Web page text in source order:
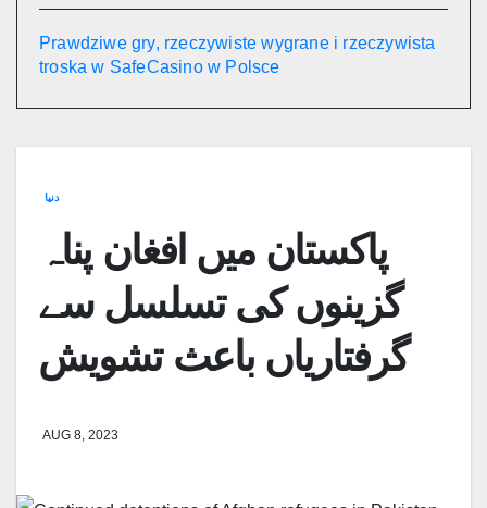
Prawdziwe gry, rzeczywiste wygrane i rzeczywista
troska w SafeCasino w Polsce
دنیا
پاکستان میں افغان پناہ
گزینوں کی تسلسل سے
گرفتاریاں باعث تشویش
AUG 8, 2023